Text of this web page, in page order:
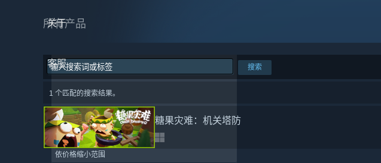
关于
客服
所有产品
搜索
1 个匹配的搜索结果。
糖果灾难：机关塔防
依价格缩小范围